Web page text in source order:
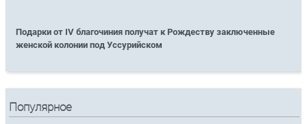
Подарки от IV благочиния получат к Рождеству заключенные
женской колонии под Уссурийском
Популярное